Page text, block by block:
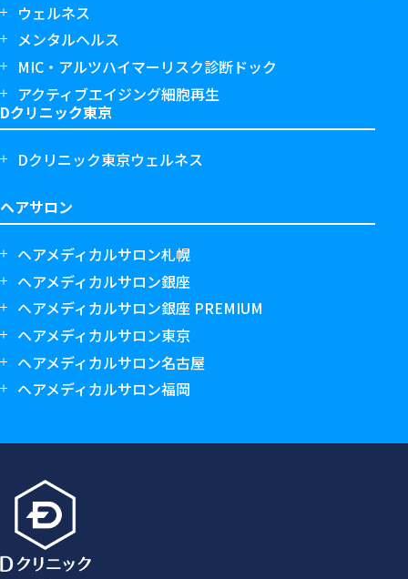
ウェルネス
メンタルヘルス
MIC・アルツハイマーリスク診断ドック
アクティブエイジング細胞再生
Dクリニック東京
Dクリニック東京ウェルネス
ヘアサロン
ヘアメディカルサロン札幌
ヘアメディカルサロン銀座
ヘアメディカルサロン銀座 PREMIUM
ヘアメディカルサロン東京
ヘアメディカルサロン名古屋
ヘアメディカルサロン福岡